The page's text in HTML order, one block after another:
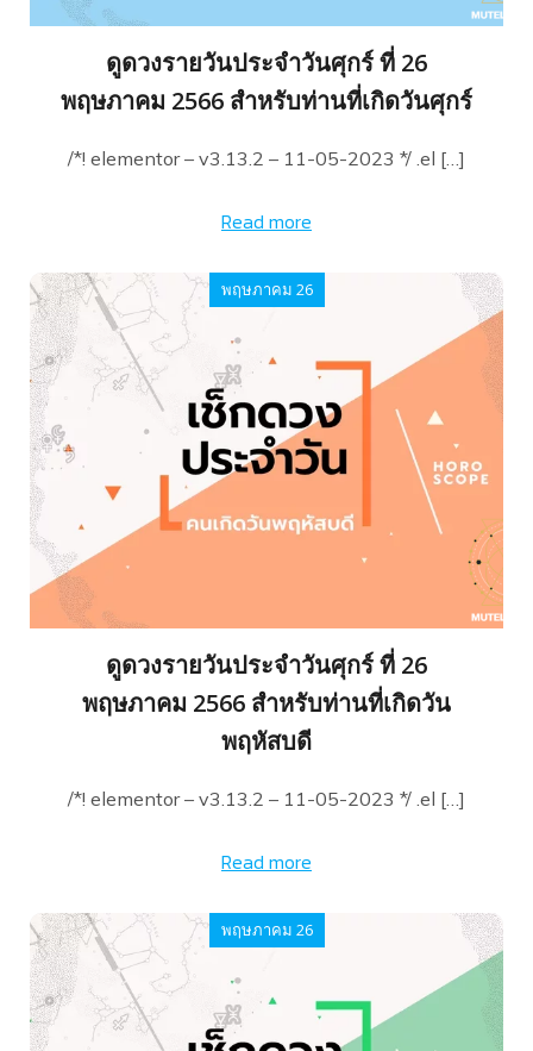
ดูดวงรายวันประจำวันศุกร์ ที่ 26
พฤษภาคม 2566 สำหรับท่านที่เกิดวันศุกร์
/*! elementor – v3.13.2 – 11-05-2023 */ .el […]
Read more
พฤษภาคม 26
ดูดวงรายวันประจำวันศุกร์ ที่ 26
พฤษภาคม 2566 สำหรับท่านที่เกิดวัน
พฤหัสบดี
/*! elementor – v3.13.2 – 11-05-2023 */ .el […]
Read more
พฤษภาคม 26